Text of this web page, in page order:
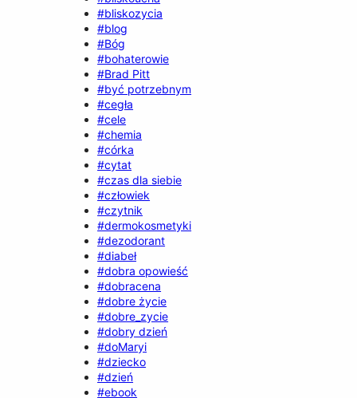
#bliskozycia
#blog
#Bóg
#bohaterowie
#Brad Pitt
#być potrzebnym
#cegła
#cele
#chemia
#córka
#cytat
#czas dla siebie
#człowiek
#czytnik
#dermokosmetyki
#dezodorant
#diabeł
#dobra opowieść
#dobracena
#dobre życie
#dobre_zycie
#dobry dzień
#doMaryi
#dziecko
#dzień
#ebook